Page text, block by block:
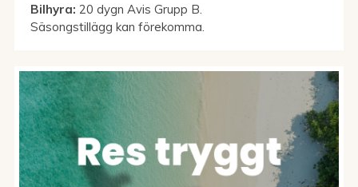
Bilhyra: 20 dygn Avis Grupp B.
Säsongstillägg kan förekomma.